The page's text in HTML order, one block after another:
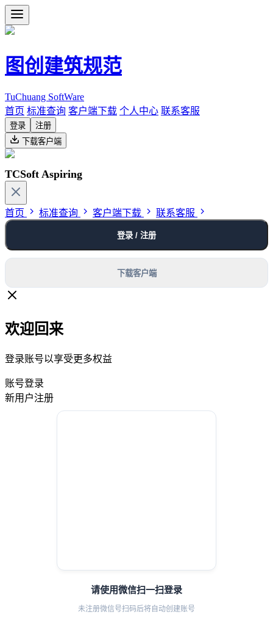
图创建筑规范
TuChuang SoftWare
首页 标准查询 客户端下载 个人中心 联系客服
登录
注册
下载客户端
TCSoft Aspiring
首页 标准查询 客户端下载 联系客服
登录 / 注册
下载客户端
欢迎回来
登录账号以享受更多权益
账号登录
新用户注册
请使用微信扫一扫登录
未注册微信号扫码后将自动创建账号